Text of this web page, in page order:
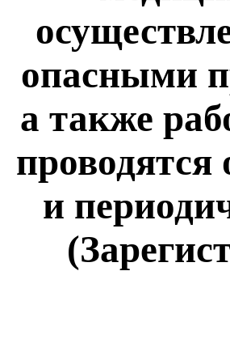
опасными
а также
проводятся
и